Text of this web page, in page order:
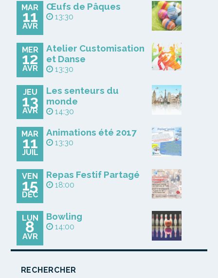
MAR
11
AVR
Œufs de Pâques
13:30
MER
12
AVR
Atelier Customisation
et Danse
13:30
JEU
13
AVR
Les senteurs du
monde
14:30
MAR
11
JUIL
Animations été 2017
13:30
VEN
15
DÉC
Repas Festif Partagé
18:00
LUN
8
AVR
Bowling
14:00
RECHERCHER